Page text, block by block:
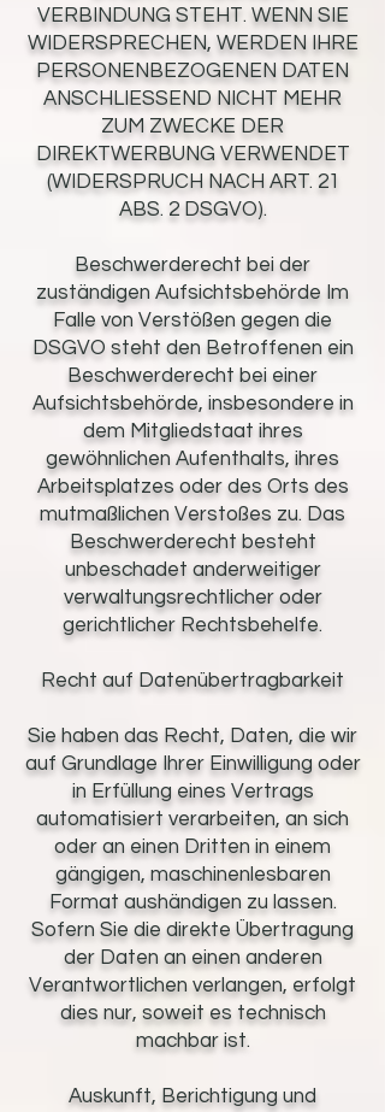
VERBINDUNG STEHT. WENN SIE
WIDERSPRECHEN, WERDEN IHRE
PERSONENBEZOGENEN DATEN
ANSCHLIESSEND NICHT MEHR
ZUM ZWECKE DER
DIREKTWERBUNG VERWENDET
(WIDERSPRUCH NACH ART. 21
ABS. 2 DSGVO).
Beschwerderecht bei der
zuständigen Aufsichtsbehörde Im
Falle von Verstößen gegen die
DSGVO steht den Betroffenen ein
Beschwerderecht bei einer
Aufsichtsbehörde, insbesondere in
dem Mitgliedstaat ihres
gewöhnlichen Aufenthalts, ihres
Arbeitsplatzes oder des Orts des
mutmaßlichen Verstoßes zu. Das
Beschwerderecht besteht
unbeschadet anderweitiger
verwaltungsrechtlicher oder
gerichtlicher Rechtsbehelfe.
Recht auf Datenübertragbarkeit
Sie haben das Recht, Daten, die wir
auf Grundlage Ihrer Einwilligung oder
in Erfüllung eines Vertrags
automatisiert verarbeiten, an sich
oder an einen Dritten in einem
gängigen, maschinenlesbaren
Format aushändigen zu lassen.
Sofern Sie die direkte Übertragung
der Daten an einen anderen
Verantwortlichen verlangen, erfolgt
dies nur, soweit es technisch
machbar ist.
Auskunft, Berichtigung und